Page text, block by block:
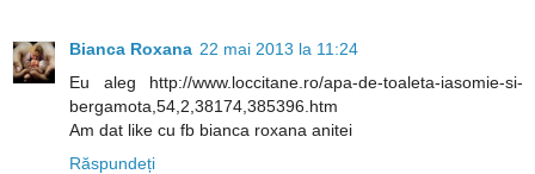
Bianca Roxana 22 mai 2013 la 11:24
Eu aleg http://www.loccitane.ro/apa-de-toaleta-iasomie-si-
bergamota,54,2,38174,385396.htm
Am dat like cu fb bianca roxana anitei
Răspundeți